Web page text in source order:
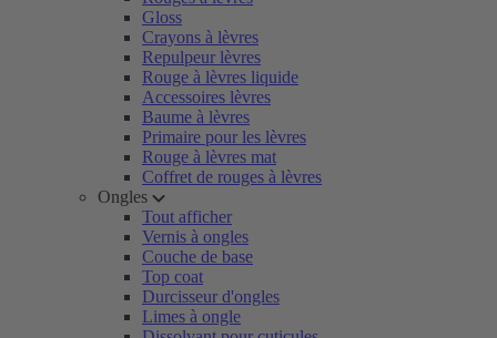
Gloss
Crayons à lèvres
Repulpeur lèvres
Rouge à lèvres liquide
Accessoires lèvres
Baume à lèvres
Primaire pour les lèvres
Rouge à lèvres mat
Coffret de rouges à lèvres
Ongles
Tout afficher
Vernis à ongles
Couche de base
Top coat
Durcisseur d'ongles
Limes à ongle